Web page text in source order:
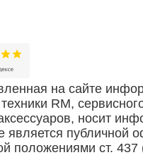
на сайте
RM,
носит
является публичной
положениями ст.